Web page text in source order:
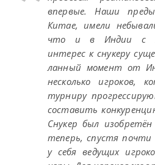
впервые. Наши
Китае, имели
что и в Индии с
интерес к снукеру
ланный момент от
несколько игроков,
турниру
составить
Снукер был
теперь, спустя
у себя ведущих